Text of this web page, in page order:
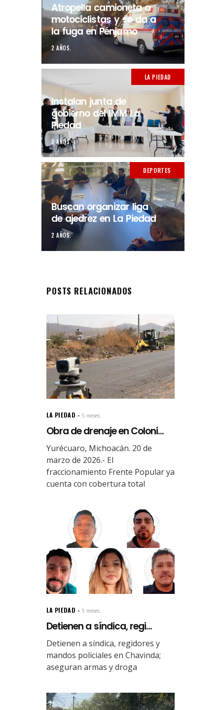
Atropella camioneta a
motociclistas y se da a
la fuga en Pénjamo
2 AÑOS.
LA PIEDAD
Instalan junta de
gobierno del IMM La
Piedad
2 AÑOS.
DEPORTES
Buscan organizar liga
de ajedrez en La Piedad
2 AÑOS.
POSTS RELACIONADOS
LA PIEDAD 5 meses.
Obra de drenaje en Coloni...
Yurécuaro, Michoacán. 20 de
marzo de 2026.- El
fraccionamiento Frente Popular ya
cuenta con cobertura total
LA PIEDAD 5 meses.
Detienen a síndica, regi...
Detienen a síndica, regidores y
mandos policiales en Chavinda;
aseguran armas y droga